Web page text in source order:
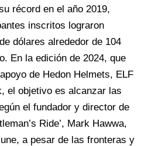
récord en el año 2019,
inscritos lograron
dólares alrededor de 104
En la edición de 2024, que
de Hedon Helmets, ELF
el objetivo es alcanzar las
el fundador y director de
Ride’, Mark Hawwa,
a pesar de las fronteras y